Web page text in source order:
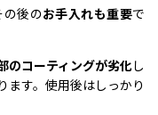
後のお手入れも重要で
のコーティングが劣化し
ます。使用後はしっかり